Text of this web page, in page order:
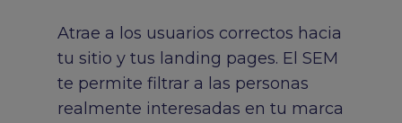
Atrae a los usuarios correctos hacia
tu sitio y tus landing pages. El SEM
te permite filtrar a las personas
realmente interesadas en tu marca